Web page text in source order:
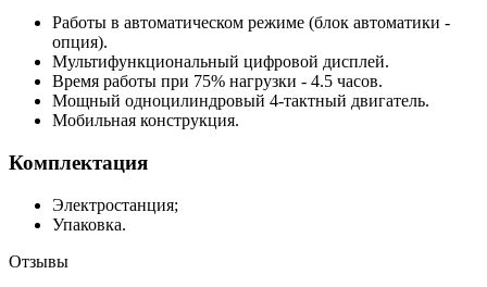
Работы в автоматическом режиме (блок автоматики -
опция).
Мультифункциональный цифровой дисплей.
Время работы при 75% нагрузки - 4.5 часов.
Мощный одноцилиндровый 4-тактный двигатель.
Мобильная конструкция.
Комплектация
Электростанция;
Упаковка.
Отзывы